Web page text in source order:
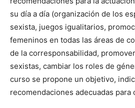
su día a día (organización de los
sexista, juegos igualitarios,
femeninos en todas las áreas de
de la corresponsabilidad,
sexistas, cambiar los roles de
curso se propone un objetivo,
recomendaciones adecuadas para